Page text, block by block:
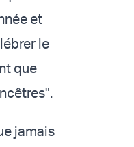
et
le
que
jamais